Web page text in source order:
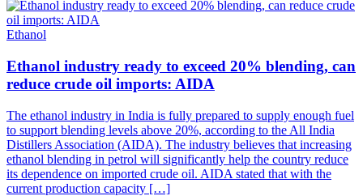
Ethanol
Ethanol industry ready to exceed 20% blending, can
reduce crude oil imports: AIDA
The ethanol industry in India is fully prepared to supply enough fuel
to support blending levels above 20%, according to the All India
Distillers Association (AIDA). The industry believes that increasing
ethanol blending in petrol will significantly help the country reduce
its dependence on imported crude oil. AIDA stated that with the
current production capacity […]